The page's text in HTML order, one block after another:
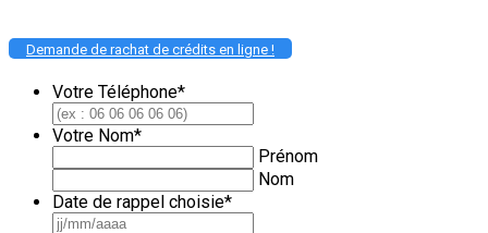
Demande de rachat de crédits en ligne !
Votre Téléphone*
Votre Nom*
Prénom
Nom
Date de rappel choisie*